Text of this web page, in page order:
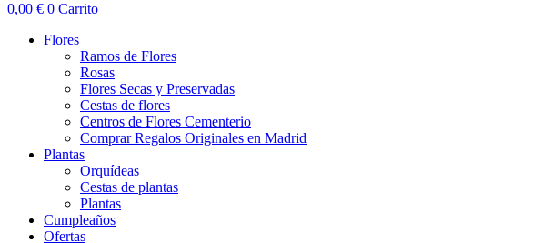
0,00 € 0 Carrito
Flores
Ramos de Flores
Rosas
Flores Secas y Preservadas
Cestas de flores
Centros de Flores Cementerio
Comprar Regalos Originales en Madrid
Plantas
Orquídeas
Cestas de plantas
Plantas
Cumpleaños
Ofertas